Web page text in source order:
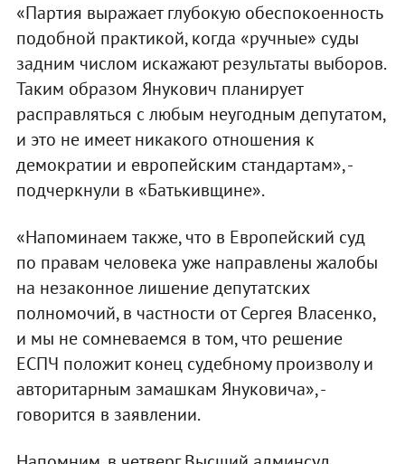
«Партия выражает глубокую обеспокоенность
подобной практикой, когда «ручные» суды
задним числом искажают результаты выборов.
Таким образом Янукович планирует
расправляться с любым неугодным депутатом,
и это не имеет никакого отношения к
демократии и европейским стандартам», -
подчеркнули в «Батькивщине».
«Напоминаем также, что в Европейский суд
по правам человека уже направлены жалобы
на незаконное лишение депутатских
полномочий, в частности от Сергея Власенко,
и мы не сомневаемся в том, что решение
ЕСПЧ положит конец судебному произволу и
авторитарным замашкам Януковича», -
говорится в заявлении.